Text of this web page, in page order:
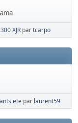
XJR partcarpo
ete par laurent59